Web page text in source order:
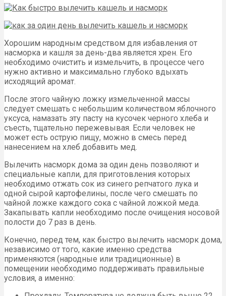
Хорошим народным средством для избавления от
насморка и кашля за день-два является хрен. Его
необходимо очистить и измельчить, в процессе чего
нужно активно и максимально глубоко вдыхать
исходящий аромат.
После этого чайную ложку измельченной массы
следует смешать с небольшим количеством яблочного
уксуса, намазать эту пасту на кусочек черного хлеба и
съесть, тщательно пережевывая. Если человек не
может есть острую пищу, можно в смесь перед
нанесением на хлеб добавить мед.
Вылечить насморк дома за один день позволяют и
специальные капли, для приготовления которых
необходимо отжать сок из синего репчатого лука и
одной сырой картофелины, после чего смешать по
чайной ложке каждого сока с чайной ложкой меда.
Закапывать капли необходимо после очищения носовой
полости до 7 раз в день.
Конечно, перед тем, как быстро вылечить насморк дома,
независимо от того, какие именно средства
применяются (народные или традиционные) в
помещении необходимо поддерживать правильные
условия, а именно: